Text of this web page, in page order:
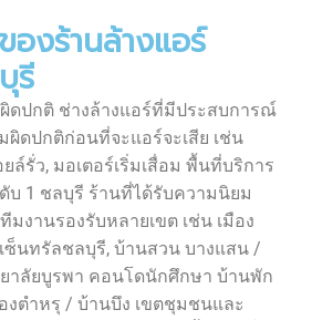
งร้านล้างแอร์
รี
ดปกติ ช่างล้างแอร์ที่มีประสบการณ์
ผิดปกติก่อนที่จะแอร์จะเสีย เช่น
ล์รั่ว, มอเตอร์เริ่มเสื่อม พื้นที่บริการ
บ 1 ชลบุรี ร้านที่ได้รับความนิยม
งานรองรับหลายเขต เช่น เมือง
นทรัลชลบุรี, บ้านสวน บางแสน /
าลัยบูรพา คอนโดนักศึกษา บ้านพัก
งตำหรุ / บ้านบึง เขตชุมชนและ